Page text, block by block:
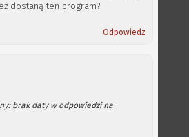
dostaną ten program?
Odpowiedz
brak daty w odpowiedzi na